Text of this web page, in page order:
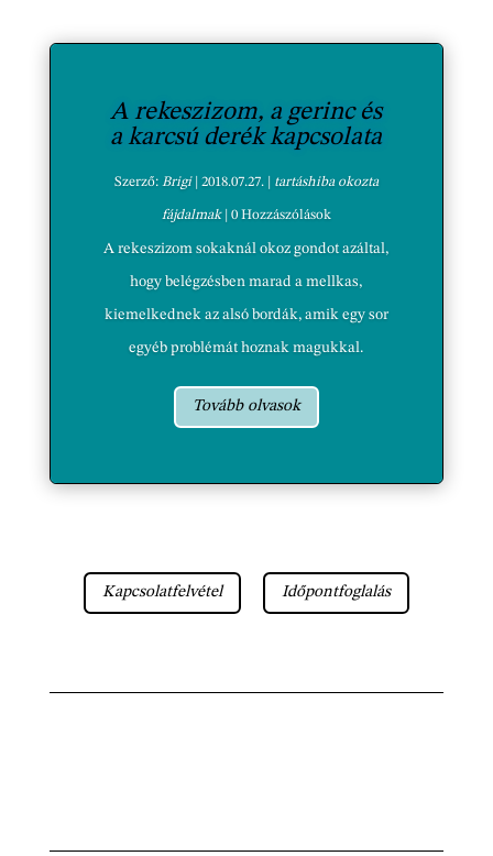
A rekeszizom, a gerinc és
a karcsú derék kapcsolata
Szerző: Brigi| 2018.07.27.| tartáshiba okozta
fájdalmak| 0 Hozzászólások
A rekeszizom sokaknál okoz gondot azáltal,
hogy belégzésben marad a mellkas,
kiemelkednek az alsó bordák, amik egy sor
egyéb problémát hoznak magukkal.
Tovább olvasok
Kapcsolatfelvétel Időpontfoglalás